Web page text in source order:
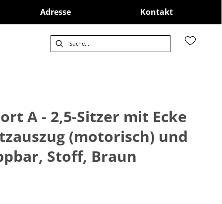
Adresse Kontakt
A - 2,5-Sitzer mit Ecke
(motorisch) und
Stoff, Braun